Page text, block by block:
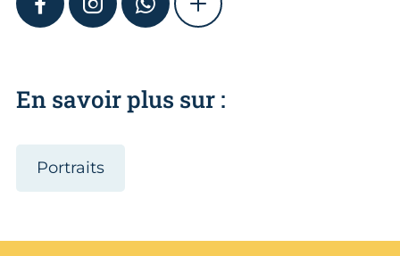
FACEBOOKINSTAGRAMWHATSAPPSHOW MORE
En savoir plus sur :
Portraits